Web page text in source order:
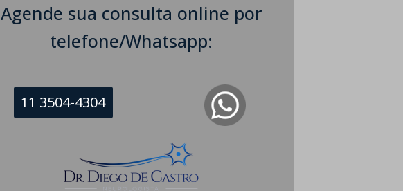
Agende sua consulta online por
telefone/Whatsapp:
11 3504-4304